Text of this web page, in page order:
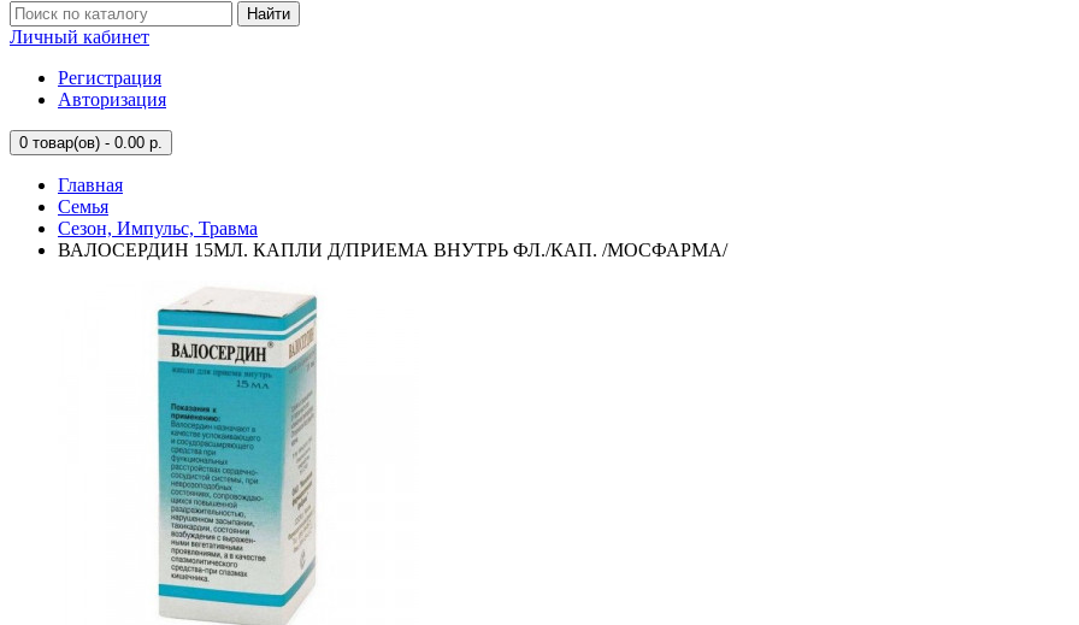
Найти
Личный кабинет
Регистрация
Авторизация
0 товар(ов) - 0.00 р.
Главная
Семья
Сезон, Импульс, Травма
ВАЛОСЕРДИН 15МЛ. КАПЛИ Д/ПРИЕМА ВНУТРЬ ФЛ./КАП. /МОСФАРМА/